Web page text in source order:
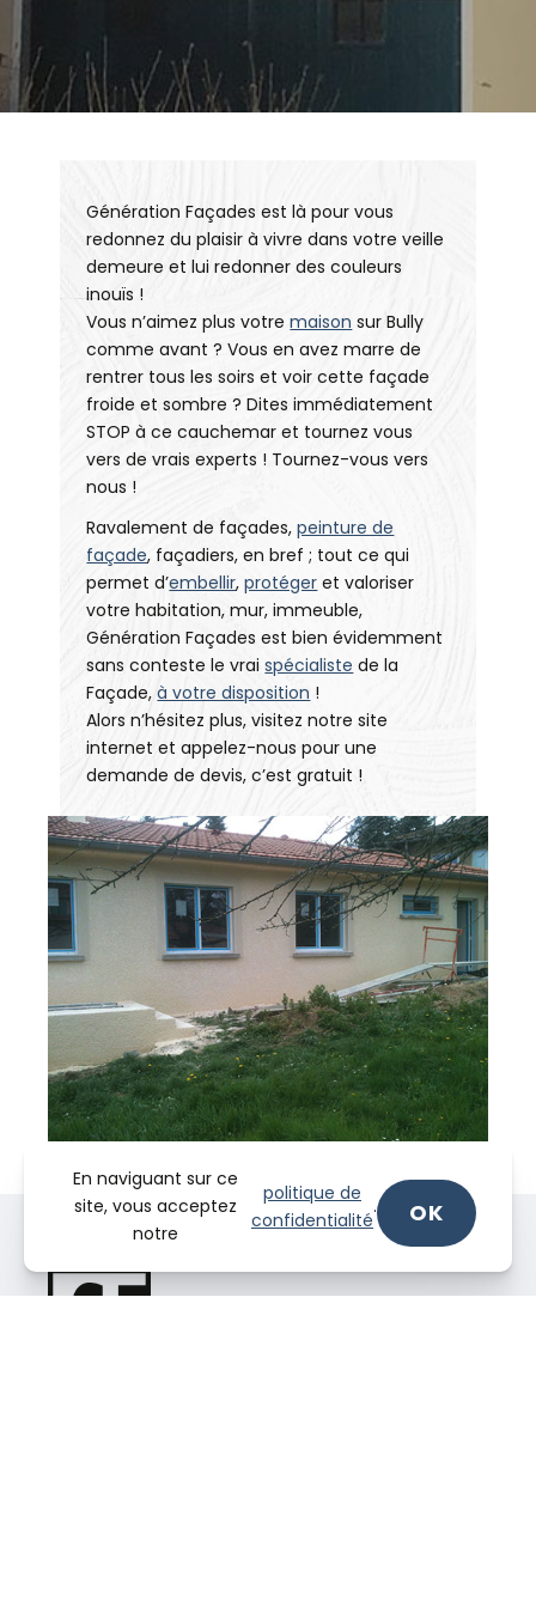
En naviguant sur ce
site, vous acceptez
notre
politique de
confidentialité
. OK
Génération Façades est là pour vous
redonnez du plaisir à vivre dans votre veille
demeure et lui redonner des couleurs
inouïs !
Vous n’aimez plus votremaison sur Bully
comme avant ? Vous en avez marre de
rentrer tous les soirs et voir cette façade
froide et sombre ? Dites immédiatement
STOP à ce cauchemar et tournez vous
vers de vrais experts ! Tournez-vous vers
nous !
Ravalement de façades,peinture de
façade, façadiers, en bref ; tout ce qui
permet d’embellir,protéger et valoriser
votre habitation, mur, immeuble,
Génération Façades est bien évidemment
sans conteste le vraispécialiste de la
Façade,à votre disposition !
Alors n’hésitez plus, visitez notre site
internet et appelez-nous pour une
demande de devis, c’est gratuit !